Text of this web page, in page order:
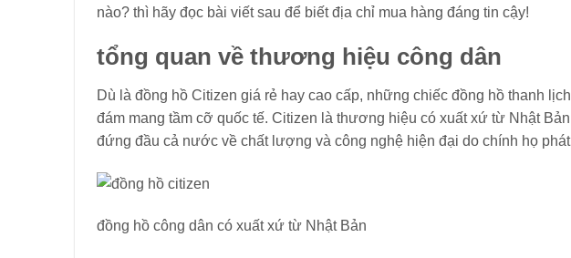
nào? thì hãy đọc bài viết sau để biết địa chỉ mua hàng đáng tin cậy!
tổng quan về thương hiệu công dân
Dù là đồng hồ Citizen giá rẻ hay cao cấp, những chiếc đồng hồ thanh
đám mang tầm cỡ quốc tế. Citizen là thương hiệu có xuất xứ từ Nhật
đứng đầu cả nước về chất lượng và công nghệ hiện đại do chính họ
đồng hồ công dân có xuất xứ từ Nhật Bản